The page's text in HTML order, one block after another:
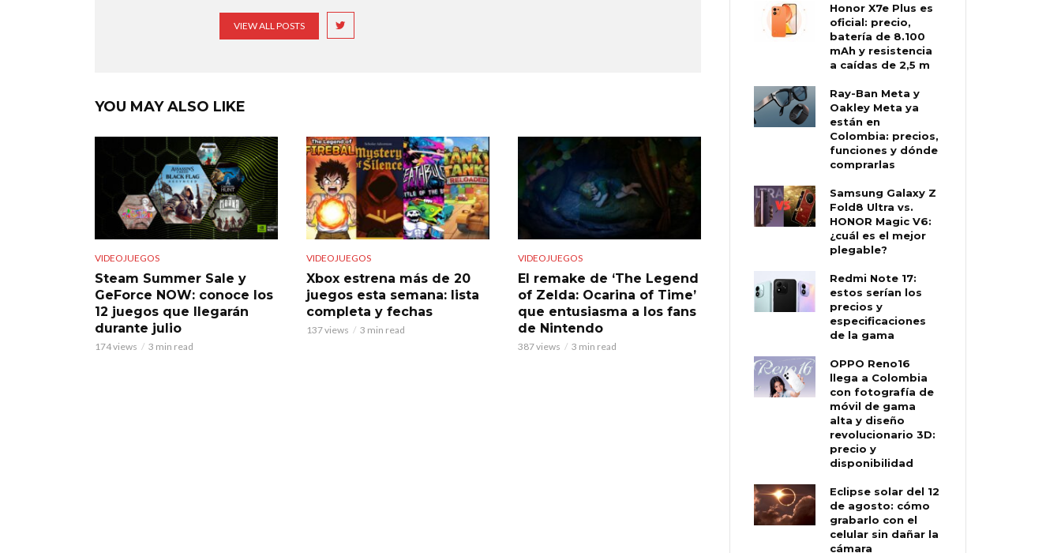
VIEW ALL POSTS
YOU MAY ALSO LIKE
VIDEOJUEGOS
Steam Summer Sale y
GeForce NOW: conoce los
12 juegos que llegarán
durante julio
174 views 3 min read
VIDEOJUEGOS
Xbox estrena más de 20
juegos esta semana: lista
completa y fechas
137 views 3 min read
VIDEOJUEGOS
El remake de ‘The Legend
of Zelda: Ocarina of Time’
que entusiasma a los fans
de Nintendo
387 views 3 min read
Honor X7e Plus es
oficial: precio,
batería de 8.100
mAh y resistencia
a caídas de 2,5 m
Ray-Ban Meta y
Oakley Meta ya
están en
Colombia: precios,
funciones y dónde
comprarlas
Samsung Galaxy Z
Fold8 Ultra vs.
HONOR Magic V6:
¿cuál es el mejor
plegable?
Redmi Note 17:
estos serían los
precios y
especificaciones
de la gama
OPPO Reno16
llega a Colombia
con fotografía de
móvil de gama
alta y diseño
revolucionario 3D:
precio y
disponibilidad
Eclipse solar del 12
de agosto: cómo
grabarlo con el
celular sin dañar la
cámara